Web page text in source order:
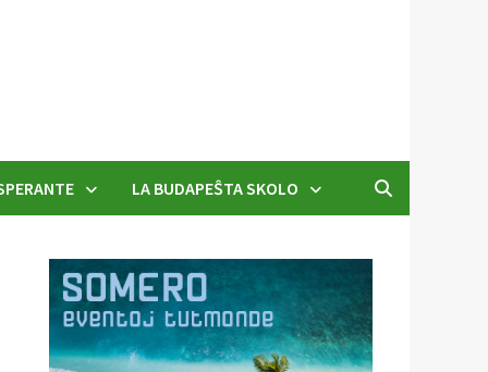
LA BUDAPEŜTA SKOLO